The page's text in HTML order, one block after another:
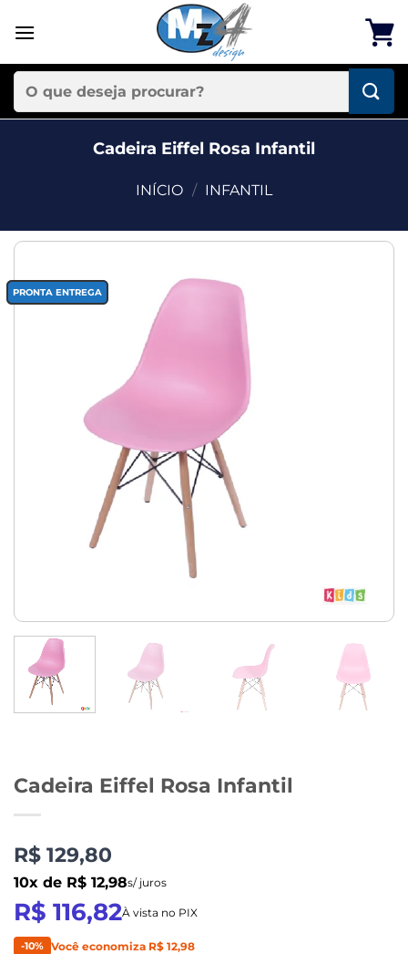
Pesquisar
por:
Cadeira Eiffel Rosa Infantil
INÍCIO / INFANTIL
PRONTA ENTREGA
Cadeira Eiffel Rosa Infantil
R$ 129,80
10x de R$ 12,98s/ juros
R$ 116,82À vista no PIX
-10% Você economiza R$ 12,98